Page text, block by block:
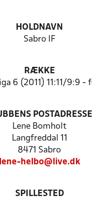
HOLDNAVN
Sabro IF
RÆKKE
6 (2011) 11:11/9:9 -
POSTADRESSE
Lene Bomholt
Langfreddal 11
8471 Sabro
lene-helbo@live.dk
SPILLESTED